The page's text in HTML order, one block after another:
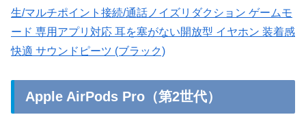
生/マルチポイント接続/通話ノイズリダクション ゲームモ
ード 専用アプリ対応 耳を塞がない開放型 イヤホン 装着感
快適 サウンドピーツ (ブラック)
Apple AirPods Pro（第2世代）